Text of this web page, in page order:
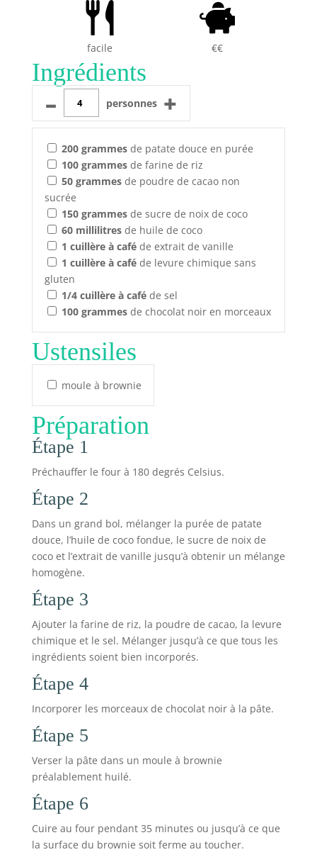
facile €€
Ingrédients
– personnes +
200 grammesde patate douce en purée
100 grammesde farine de riz
50 grammesde poudre de cacao non
sucrée
150 grammesde sucre de noix de coco
60 millilitresde huile de coco
1 cuillère à caféde extrait de vanille
1 cuillère à caféde levure chimique sans
gluten
1/4 cuillère à caféde sel
100 grammesde chocolat noir en morceaux
Ustensiles
moule à brownie
Préparation
Étape 1
Préchauffer le four à 180 degrés Celsius.
Étape 2
Dans un grand bol, mélanger la purée de patate
douce, l’huile de coco fondue, le sucre de noix de
coco et l’extrait de vanille jusqu’à obtenir un mélange
homogène.
Étape 3
Ajouter la farine de riz, la poudre de cacao, la levure
chimique et le sel. Mélanger jusqu’à ce que tous les
ingrédients soient bien incorporés.
Étape 4
Incorporer les morceaux de chocolat noir à la pâte.
Étape 5
Verser la pâte dans un moule à brownie
préalablement huilé.
Étape 6
Cuire au four pendant 35 minutes ou jusqu’à ce que
la surface du brownie soit ferme au toucher.